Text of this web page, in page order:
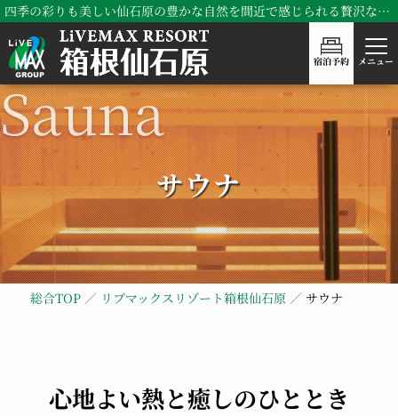
四季の彩りも美しい仙石原の豊かな自然を間近で感じられる贅沢な時間！リブマックスリゾート箱根仙石原
宿泊予約 メニュー
サウナ
総合TOP リブマックスリゾート箱根仙石原 サウナ
心地よい熱と癒しのひととき